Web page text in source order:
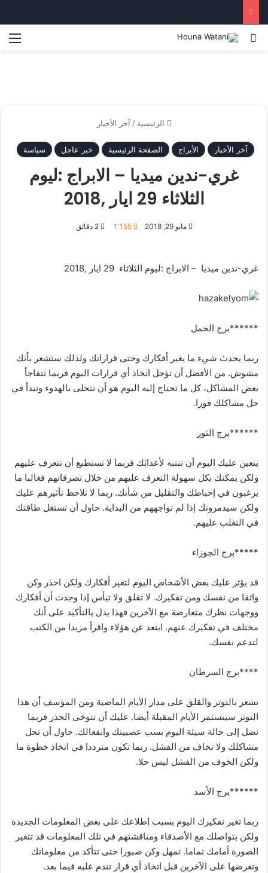
بحث عن
الرئيسية / آخر الأخبار
آخر الأخبار الأبراج الصفحة الرئيسية خبر عاجل سياسة
غري-ندين ميديا – الابراج :ليوم
الثلاثاء 29 ايار ,2018
مايو 29, 2018 1٬155 2 دقائق
غري-ندين ميديا – الابراج :ليوم الثلاثاء 29 ايار ,2018
******برج الحمل
ربما يحدث شيء ما يغير أفكارك وحتى قراراتك ولذلك ستشعر بأنك
مشوش. من الأفضل أن تؤجل اتخاذ أي قرارات اليوم فربما تتفاجأ
بعض المشاكل، كل ما تحتاج إليه اليوم هو أن تتحلى بالهدوء وتبدأ في
حل مشاكلك فورا.
******برج الثور
يتعين عليك اليوم أن تنتبه لأعدائك فربما لا تستطيع أن تتعرف عليهم
ولكن يمكنك بكل سهولة التعرف عليهم من خلال تصرفاتهم فغالبا ما
يرغبون في إحباطك والتقليل من شأنك. ربما لا تلاحظ تأثيرهم عليك
ولكن سيدمرونك إذا لم تواجههم من البداية. حاول أن تستغل طاقتك
في التغلب عليهم.
*****برج الجوزاء
قد يؤثر عليك بعض الأشخاص اليوم لتغير أفكارك ولكن احذر وكن
واثقا من نفسك ومن تفكيرك. لا تقلق ولا تيأس إذا وجدت أن أفكارك
ووجهات نظرك متعارضة مع الآخرين فهذا يدل بالتأكيد على أنك
مختلف في تفكيرك عنهم. ابتعد عن هؤلاء واقرأ مزيدا من الكتب
لتدعم نفسك.
****برج السرطان
تشعر بالتوتر والقلق على مدار الأيام الماضية ومن المؤسف أن هذا
التوتر سيتستمر الأيام المقبلة أيضا. عليك أن تتوخى الحذر فربما
تصل إلى حالة سيئة اليوم بسب عصبيتك وانفعالك. حاول أن تحل
مشاكلك ولا تخاف من الفشل. ربما تكون مترددا في اتخاذ خطوة ما
ولكن الخوف من الفشل ليس حلا.
******برج الأسد
ربما تغير تفكيرك اليوم بسبب إطلاعك على بعض المعلومات الجديدة
ولكن بتواصلك مع الأصدقاء ومناقشتهم في تلك المعلومات قد تتغير
الصورة أمامك تماما. تمهل وكن صبورا حتى تتأكد من معلوماتك
وتعرضها على الآخرين قبل اتخاذ أي قرار تندم عليه فيما بعد.